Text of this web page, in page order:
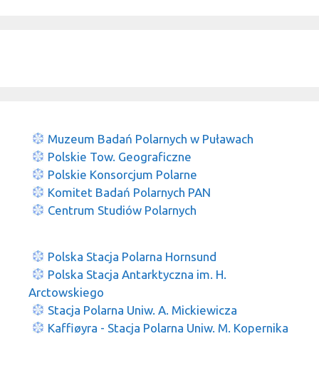
Muzeum Badań Polarnych w Puławach
Polskie Tow. Geograficzne
Polskie Konsorcjum Polarne
Komitet Badań Polarnych PAN
Centrum Studiów Polarnych
Polska Stacja Polarna Hornsund
Polska Stacja Antarktyczna im. H.
Arctowskiego
Stacja Polarna Uniw. A. Mickiewicza
Kaffiøyra - Stacja Polarna Uniw. M. Kopernika